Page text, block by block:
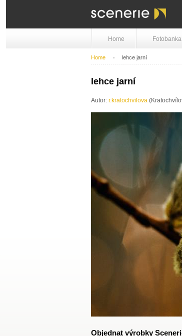
Home Fotobanka
Home lehce jarní
lehce jarní
Autor: r.kratochvilova
Objednat výrobky